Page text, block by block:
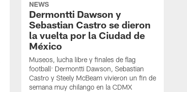
NEWS
Dermontti Dawson y
Sebastian Castro se dieron
la vuelta por la Ciudad de
México
Museos, lucha libre y finales de flag
football: Dermontti Dawson, Sebastian
Castro y Steely McBeam vivieron un fin de
semana muy chilango en la CDMX